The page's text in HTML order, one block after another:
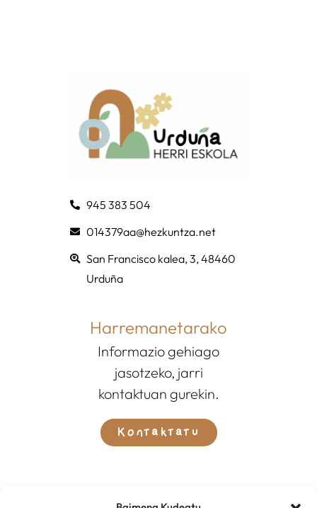
945 383 504
014379aa@hezkuntza.net
San Francisco kalea, 3, 48460
Urduña
Harremanetarako
Informazio gehiago
jasotzeko, jarri
kontaktuan gurekin.
Kontaktatu